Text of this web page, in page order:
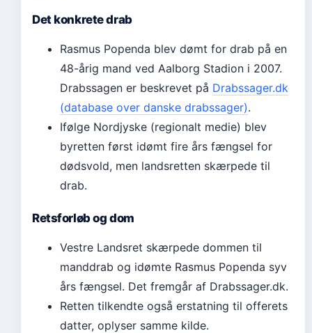
Det konkrete drab
Rasmus Popenda blev dømt for drab på en
48-årig mand ved Aalborg Stadion i 2007.
Drabssagen er beskrevet på Drabssager.dk
(database over danske drabssager).
Ifølge Nordjyske (regionalt medie) blev
byretten først idømt fire års fængsel for
dødsvold, men landsretten skærpede til
drab.
Retsforløb og dom
Vestre Landsret skærpede dommen til
manddrab og idømte Rasmus Popenda syv
års fængsel. Det fremgår af Drabssager.dk.
Retten tilkendte også erstatning til offerets
datter, oplyser samme kilde.